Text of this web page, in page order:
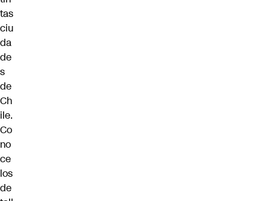
tas
ciu
da
de
s
de
Ch
ile.
Co
no
ce
los
de